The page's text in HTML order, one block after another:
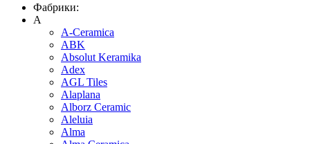
Фабрики:
A
A-Ceramica
ABK
Absolut Keramika
Adex
AGL Tiles
Alaplana
Alborz Ceramic
Aleluia
Alma